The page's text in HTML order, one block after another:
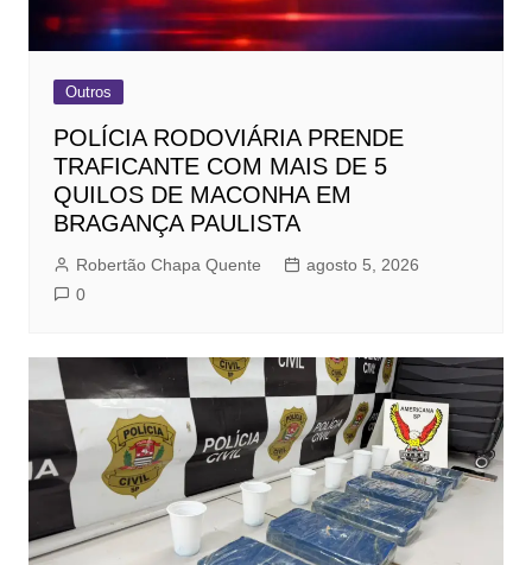
Outros
POLÍCIA RODOVIÁRIA PRENDE
TRAFICANTE COM MAIS DE 5
QUILOS DE MACONHA EM
BRAGANÇA PAULISTA
Robertão Chapa Quente
agosto 5, 2026
0